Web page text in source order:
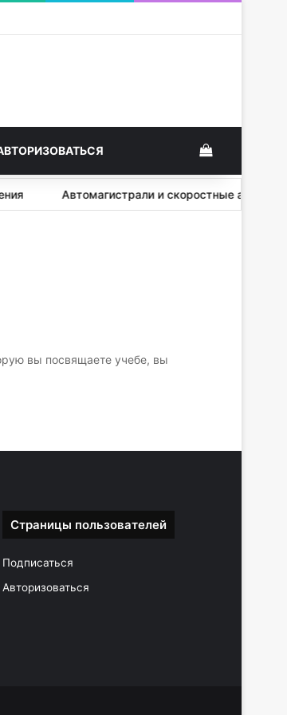
View your
Автомагистрали и скоростные
вы посвящаете учебе, вы
Страницы пользователей
Подписаться
Авторизоваться